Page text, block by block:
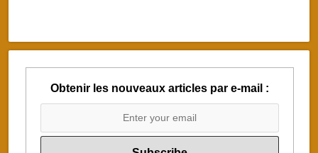
Obtenir les nouveaux articles par e-mail :